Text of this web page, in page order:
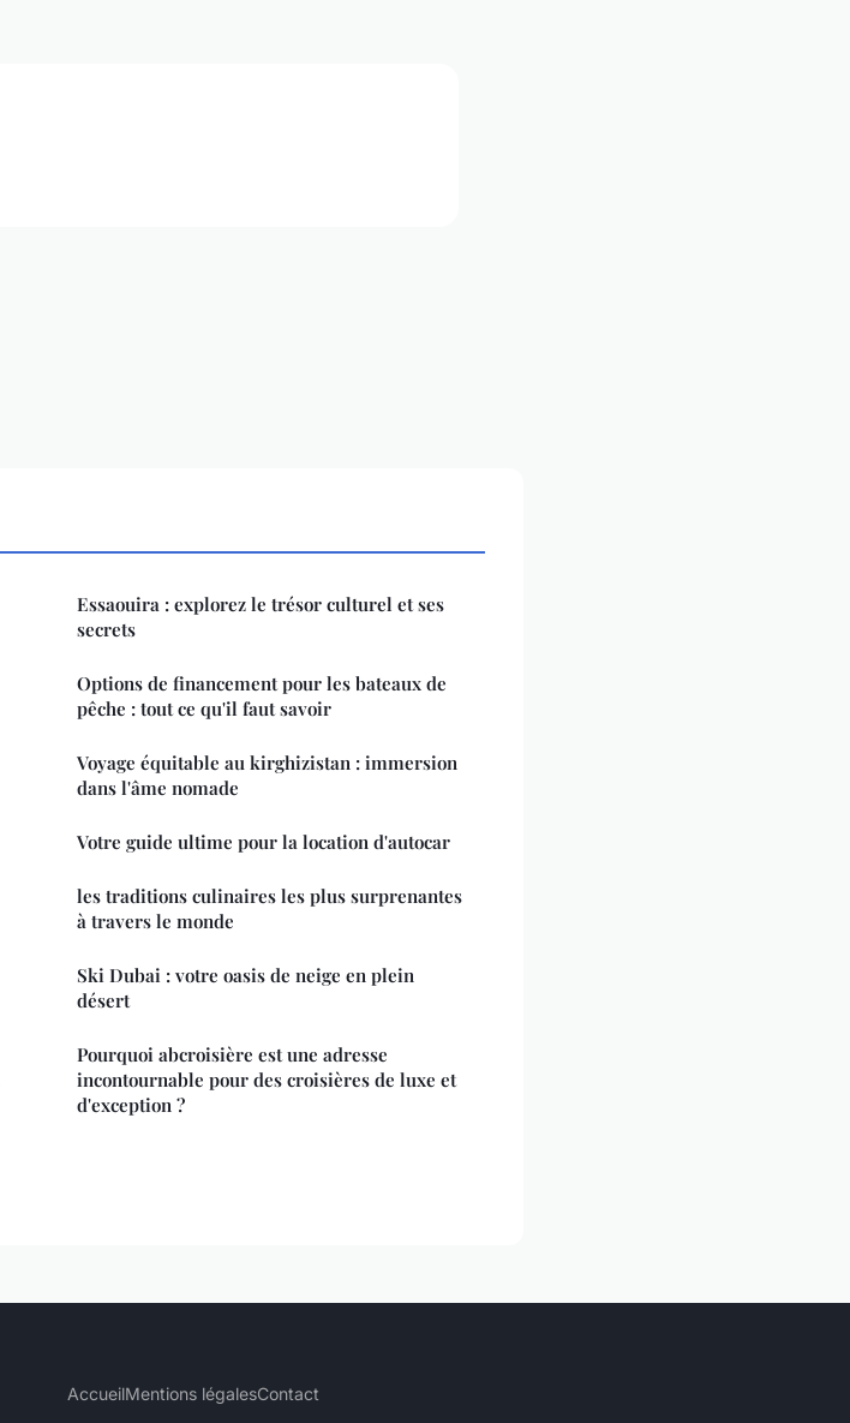
Essaouira : explorez le trésor culturel et ses
secrets
Options de financement pour les bateaux de
pêche : tout ce qu'il faut savoir
Voyage équitable au kirghizistan : immersion
dans l'âme nomade
Votre guide ultime pour la location d'autocar
les traditions culinaires les plus surprenantes
à travers le monde
Ski Dubai : votre oasis de neige en plein
désert
Pourquoi abcroisière est une adresse
incontournable pour des croisières de luxe et
d'exception ?
AccueilMentions légalesContact